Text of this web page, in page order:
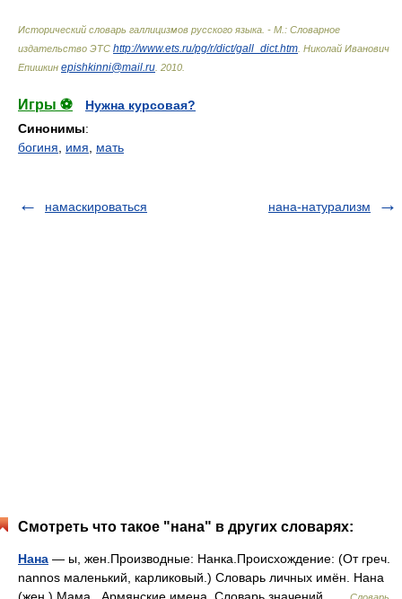
Исторический словарь галлицизмов русского языка. - М.: Словарное
издательство ЭТС http://www.ets.ru/pg/r/dict/gall_dict.htm Николай Иванович
Епишкин epishkinni@mail.ru 2010
Игры ⚽
Нужна курсовая?
Синонимы:
богиня
имя мать
намаскироваться нана-натурализм
Смотреть что такое "нана" в других словарях:
Нана — ы, жен.Производные: Нанка.Происхождение: (От греч.
nannos маленький, карликовый.) Словарь личных имён. Нана